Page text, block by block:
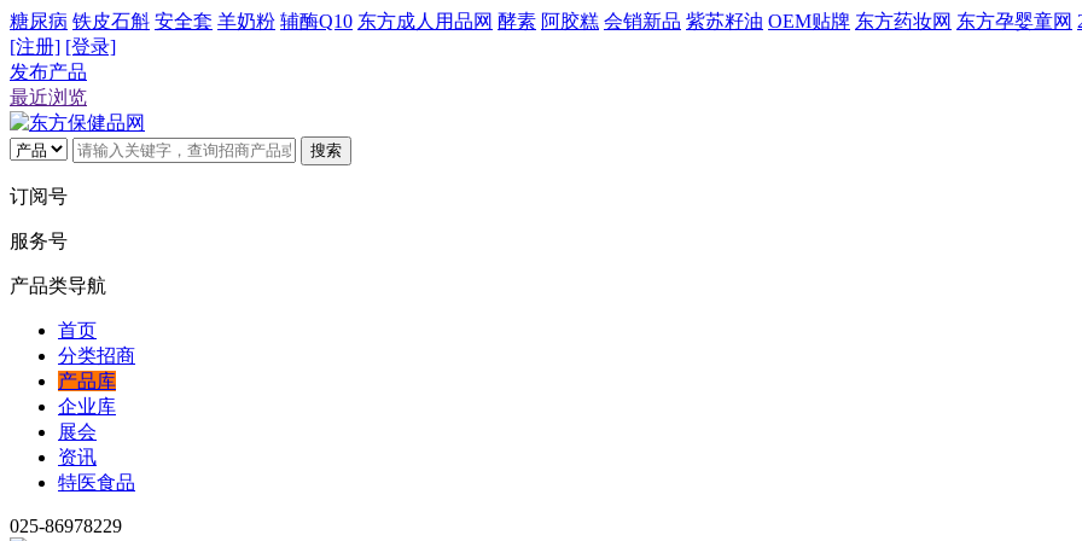
糖尿病 铁皮石斛 安全套 羊奶粉 辅酶Q10 东方成人用品网 酵素 阿胶糕 会销新品 紫苏籽油 OEM贴牌 东方药妆网 东方孕婴童网
[注册] [登录]
发布产品
最近浏览
搜索
订阅号
服务号
产品类导航
首页
分类招商
产品库
企业库
展会
资讯
特医食品
025-86978229